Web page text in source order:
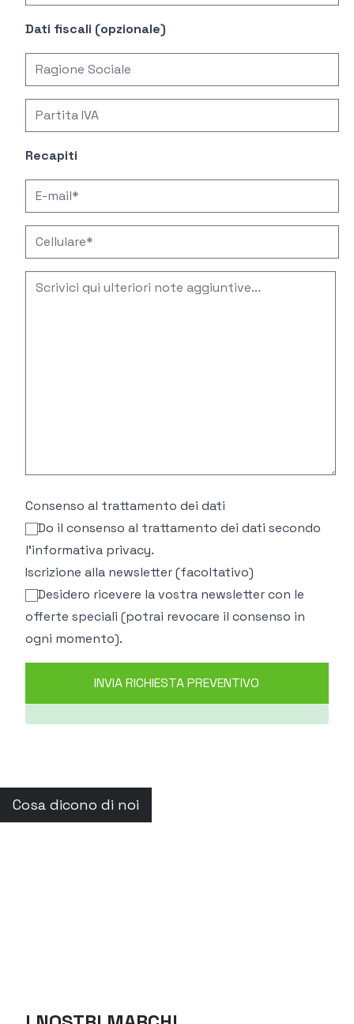
Dati fiscali (opzionale)
Recapiti
Consenso al trattamento dei dati
Do il consenso al trattamento dei dati secondo
l'informativa privacy.
Iscrizione alla newsletter (facoltativo)
Desidero ricevere la vostra newsletter con le
offerte speciali (potrai revocare il consenso in
ogni momento).
Cosa dicono di noi